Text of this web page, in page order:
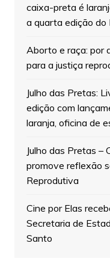
caixa-preta é
a quarta edição do
Aborto e raça: por
para a justiça
Julho das Pretas:
edição com
laranja, oficina de
Julho das Pretas –
promove reflexão
Reprodutiva
Cine por Elas
Secretaria de
Santo